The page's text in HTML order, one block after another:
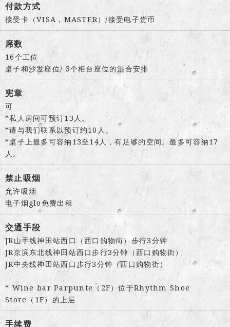
付款方式
接受卡（VISA，MASTER）/接受电子货币
席数
16个工位
桌子和沙发座位/ 3个柜台座位的混合安排
宪章
可
*私人房间可预订13人。
*请与我们联系以预订约10人。
*桌子上最多可容纳13至14人，有足够的空间。最多可容纳17
人。
禁止吸烟
允许吸烟
电子烟glo免费出租
交通手段
JR山手线神田站西口（西口购物街）步行3分钟
JR京滨东北线神田站西口步行3分钟（西口购物街）
JR中央线神田站西口步行3分钟（西口购物街）
* Wine bar Parpunte（2F）位于Rhythm Shoe
Store（1F）的上层
手续费